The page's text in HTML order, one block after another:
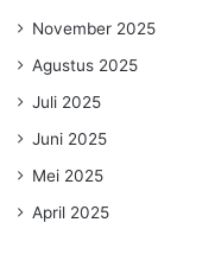
November 2025
Agustus 2025
Juli 2025
Juni 2025
Mei 2025
April 2025